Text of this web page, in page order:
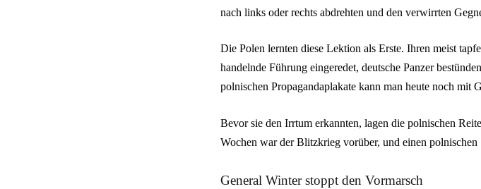
nach links oder rechts abdrehten und den verwirrten
Die Polen lernten diese Lektion als Erste. Ihren meist
handelnde Führung eingeredet, deutsche Panzer
polnischen Propagandaplakate kann man heute noch mit
Bevor sie den Irrtum erkannten, lagen die polnischen
Wochen war der Blitzkrieg vorüber, und einen polnischen
General Winter stoppt den Vormarsch